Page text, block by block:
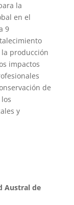
la
en el
9
producción
impactos
de
y
Austral de